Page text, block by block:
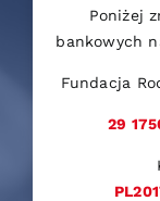
Poniżej
bankowych
Fundacja
29